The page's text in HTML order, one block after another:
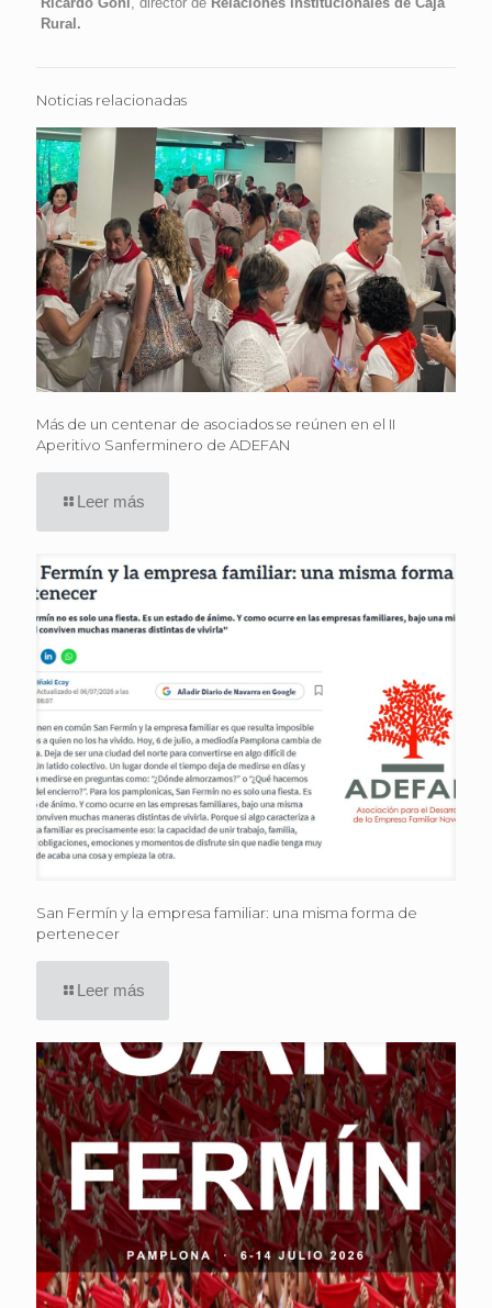
Rural.
Noticias relacionadas
Más de un centenar de asociados se reúnen en el II
Aperitivo Sanferminero de ADEFAN
Leer más
San Fermín y la empresa familiar: una misma forma de
pertenecer
Leer más